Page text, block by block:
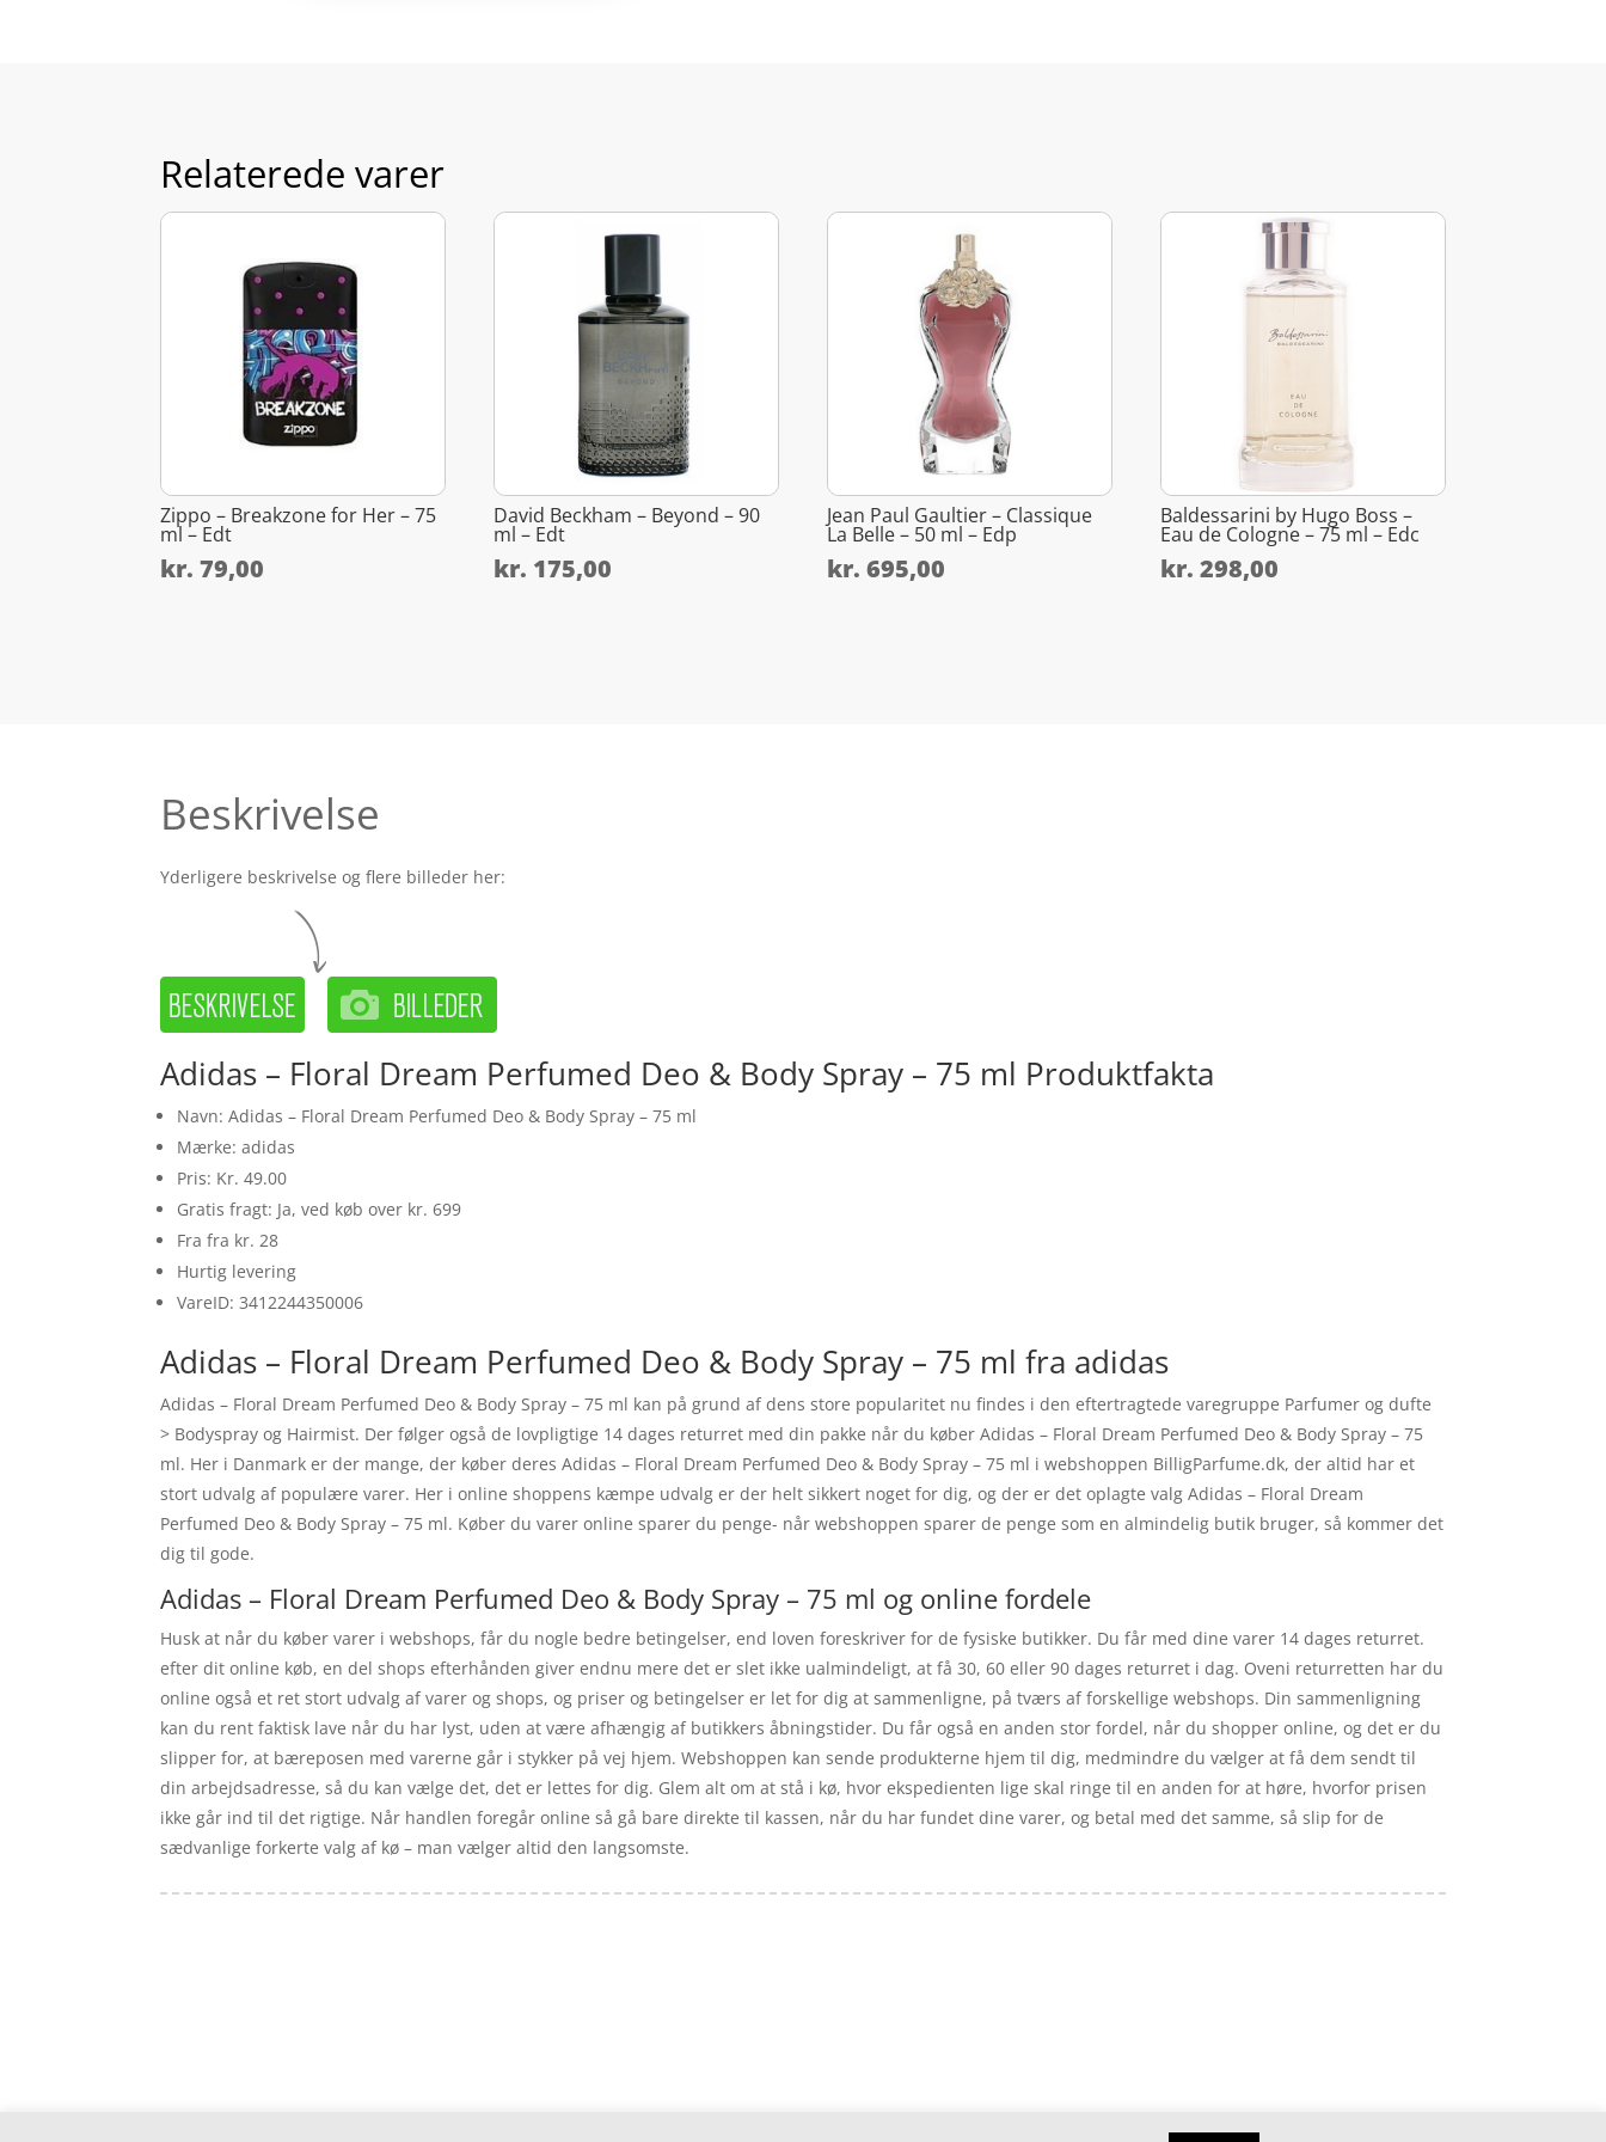
Relaterede varer
Zippo – Breakzone for Her – 75
ml – Edt
kr. 79,00
David Beckham – Beyond – 90
ml – Edt
kr. 175,00
Jean Paul Gaultier – Classique
La Belle – 50 ml – Edp
kr. 695,00
Baldessarini by Hugo Boss –
Eau de Cologne – 75 ml – Edc
kr. 298,00
Beskrivelse
Yderligere beskrivelse og flere billeder her:
Adidas – Floral Dream Perfumed Deo & Body Spray – 75 ml Produktfakta
Navn: Adidas – Floral Dream Perfumed Deo & Body Spray – 75 ml
Mærke: adidas
Pris: Kr. 49.00
Gratis fragt: Ja, ved køb over kr. 699
Fra fra kr. 28
Hurtig levering
VareID: 3412244350006
Adidas – Floral Dream Perfumed Deo & Body Spray – 75 ml fra adidas
Adidas – Floral Dream Perfumed Deo & Body Spray – 75 ml kan på grund af dens store popularitet nu findes i den eftertragtede varegruppe Parfumer og dufte
> Bodyspray og Hairmist. Der følger også de lovpligtige 14 dages returret med din pakke når du køber Adidas – Floral Dream Perfumed Deo & Body Spray – 75
ml. Her i Danmark er der mange, der køber deres Adidas – Floral Dream Perfumed Deo & Body Spray – 75 ml i webshoppen BilligParfume.dk, der altid har et
stort udvalg af populære varer. Her i online shoppens kæmpe udvalg er der helt sikkert noget for dig, og der er det oplagte valg Adidas – Floral Dream
Perfumed Deo & Body Spray – 75 ml. Køber du varer online sparer du penge- når webshoppen sparer de penge som en almindelig butik bruger, så kommer det
dig til gode.
Adidas – Floral Dream Perfumed Deo & Body Spray – 75 ml og online fordele
Husk at når du køber varer i webshops, får du nogle bedre betingelser, end loven foreskriver for de fysiske butikker. Du får med dine varer 14 dages returret.
efter dit online køb, en del shops efterhånden giver endnu mere det er slet ikke ualmindeligt, at få 30, 60 eller 90 dages returret i dag. Oveni returretten har du
online også et ret stort udvalg af varer og shops, og priser og betingelser er let for dig at sammenligne, på tværs af forskellige webshops. Din sammenligning
kan du rent faktisk lave når du har lyst, uden at være afhængig af butikkers åbningstider. Du får også en anden stor fordel, når du shopper online, og det er du
slipper for, at bæreposen med varerne går i stykker på vej hjem. Webshoppen kan sende produkterne hjem til dig, medmindre du vælger at få dem sendt til
din arbejdsadresse, så du kan vælge det, det er lettes for dig. Glem alt om at stå i kø, hvor ekspedienten lige skal ringe til en anden for at høre, hvorfor prisen
ikke går ind til det rigtige. Når handlen foregår online så gå bare direkte til kassen, når du har fundet dine varer, og betal med det samme, så slip for de
sædvanlige forkerte valg af kø – man vælger altid den langsomste.